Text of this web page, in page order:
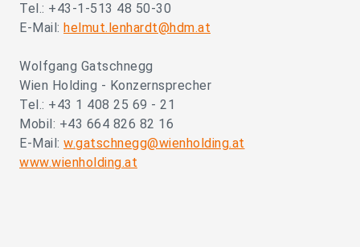
Tel.: +43-1-513 48 50-30
E-Mail: helmut.lenhardt@hdm.at
Wolfgang Gatschnegg
Wien Holding - Konzernsprecher
Tel.: +43 1 408 25 69 - 21
Mobil: +43 664 826 82 16
E-Mail: w.gatschnegg@wienholding.at
www.wienholding.at